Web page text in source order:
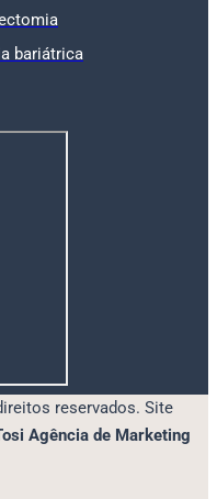
bariátrica
reservados. Site
Agência de Marketing